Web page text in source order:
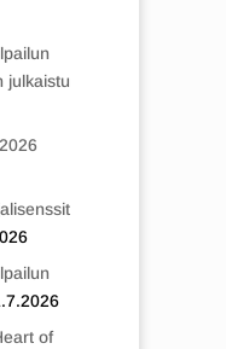
julkaistu
of